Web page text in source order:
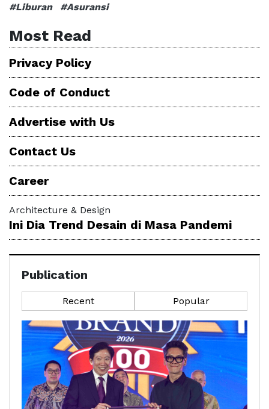
#Liburan #Asuransi
Most Read
Privacy Policy
Code of Conduct
Advertise with Us
Contact Us
Career
Architecture & Design
Ini Dia Trend Desain di Masa Pandemi
Publication
Recent Popular